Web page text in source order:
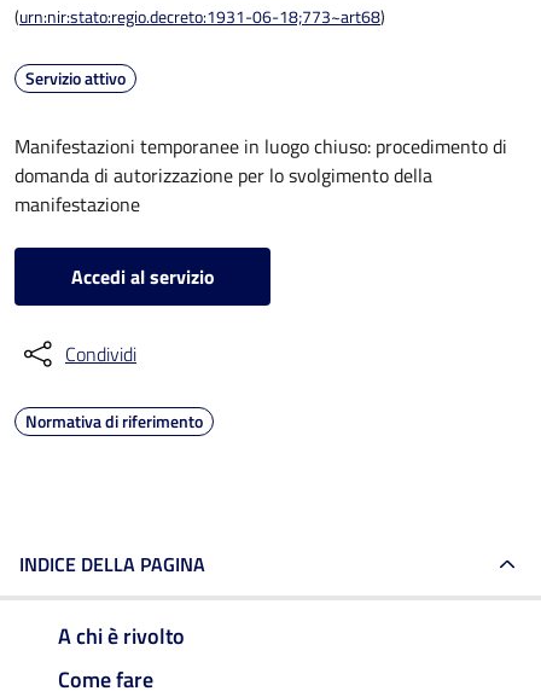
(urn:nir:stato:regio.decreto:1931-06-18;773~art68)
Servizio attivo
Manifestazioni temporanee in luogo chiuso: procedimento di
domanda di autorizzazione per lo svolgimento della
manifestazione
Accedi al servizio
Condividi
Normativa di riferimento
INDICE DELLA PAGINA
A chi è rivolto
Come fare